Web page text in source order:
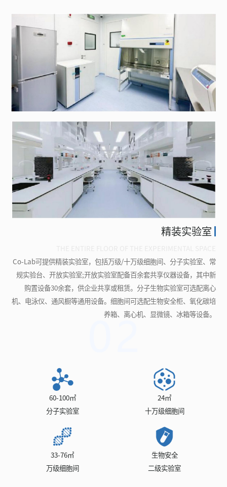
精装实验室
Co-Lab可提供精装实验室，包括万级/十万级细胞间、分子实验室、常
规实验台、开放实验室;开放实验室配备百余套共享仪器设备，其中新
购置设备30余套，供企业共享或租赁。分子生物实验室可选配离心
机、电泳仪、通风橱等通用设备。细胞间可选配生物安全柜、氧化碳培
养箱、离心机、显微镜、冰箱等设备。
60-100㎡
分子实验室
24㎡
十万级细胞间
33-76㎡
万级细胞间
生物安全
二级实验室